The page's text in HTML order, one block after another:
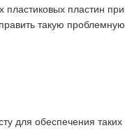
пластиковых пластин
такую
для обеспечения